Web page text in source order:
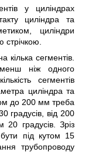
у циліндрах
циліндра та
циліндри
кілька сегментів.
ніж одного
сегментів
циліндра та
до 200 мм треба
градусів, від 200
градусів. Зріз
під кутом 15
трубопроводу